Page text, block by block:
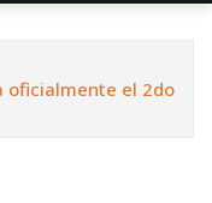
oficialmente el 2do